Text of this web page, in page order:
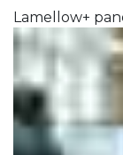
Lamellow+
op.
For
mulighed for
Lydklasse A